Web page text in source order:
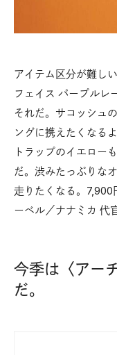
アイテム区分が難し
フェイス パープルレ
それだ。サコッシュ
ングに携えたくなる
トラップのイエロー
だ。渋みたっぷりな
走りたくなる。7,900
ーベル／ナナミカ 代
今季は〈アー
だ。